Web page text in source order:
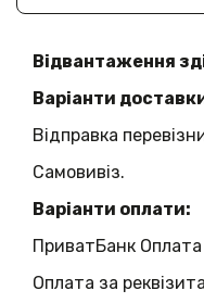
Відвантаження
Варіанти
Відправка
Самовивіз.
Варіанти оплати:
ПриватБанк
Оплата за